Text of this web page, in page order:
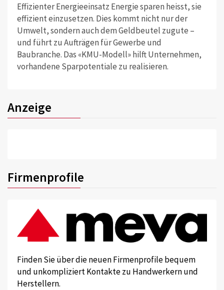
Effizienter Energieeinsatz Energie sparen heisst, sie
effizient einzusetzen. Dies kommt nicht nur der
Umwelt, sondern auch dem Geldbeutel zugute –
und führt zu Aufträgen für Gewerbe und
Baubranche. Das «KMU-Modell» hilft Unternehmen,
vorhandene Sparpotentiale zu realisieren.
Anzeige
Firmenprofile
Finden Sie über die neuen Firmenprofile bequem
und unkompliziert Kontakte zu Handwerkern und
Herstellern.